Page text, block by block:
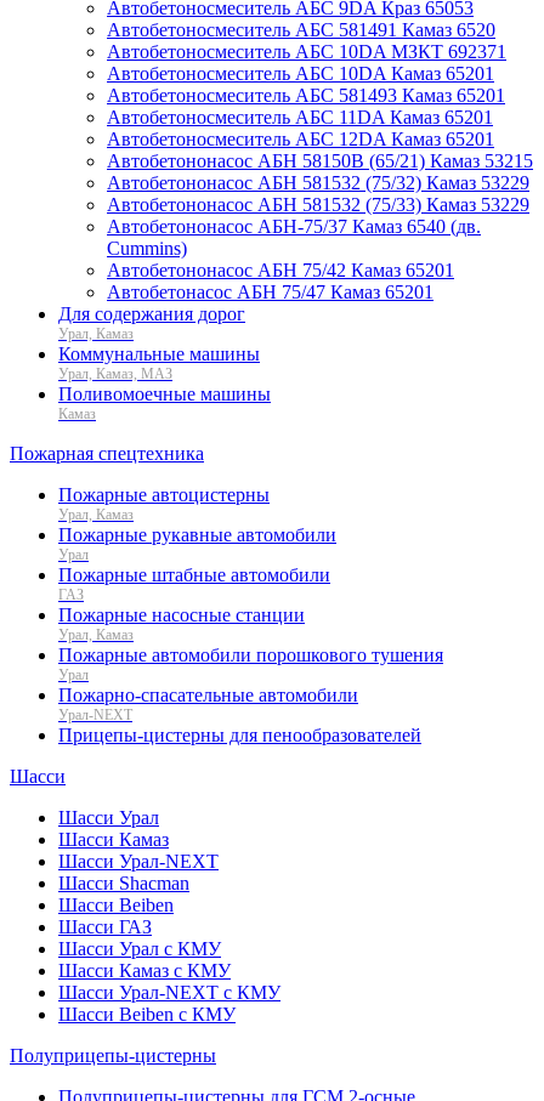
Автобетоносмеситель АБС 9DA Краз 65053
Автобетоносмеситель АБС 581491 Камаз 6520
Автобетоносмеситель АБС 10DA МЗКТ 692371
Автобетоносмеситель АБС 10DA Камаз 65201
Автобетоносмеситель АБС 581493 Камаз 65201
Автобетоносмеситель АБС 11DA Камаз 65201
Автобетоносмеситель АБС 12DA Камаз 65201
Автобетононасос АБН 58150В (65/21) Камаз 53215
Автобетононасос АБН 581532 (75/32) Камаз 53229
Автобетононасос АБН 581532 (75/33) Камаз 53229
Автобетононасос АБН-75/37 Камаз 6540 (дв.
Cummins)
Автобетононасос АБН 75/42 Камаз 65201
Автобетонасос АБН 75/47 Камаз 65201
Для содержания дорог
Урал, Камаз
Коммунальные машины
Урал, Камаз, МАЗ
Поливомоечные машины
Камаз
Пожарная спецтехника
Пожарные автоцистерны
Урал, Камаз
Пожарные рукавные автомобили
Урал
Пожарные штабные автомобили
ГАЗ
Пожарные насосные станции
Урал, Камаз
Пожарные автомобили порошкового тушения
Урал
Пожарно-спасательные автомобили
Урал-NEXT
Прицепы-цистерны для пенообразователей
Шасси
Шасси Урал
Шасси Камаз
Шасси Урал-NEXT
Шасси Shacman
Шасси Beiben
Шасси ГАЗ
Шасси Урал с КМУ
Шасси Камаз с КМУ
Шасси Урал-NEXT с КМУ
Шасси Beiben с КМУ
Полуприцепы-цистерны
Полуприцепы-цистерны для ГСМ 2-осные